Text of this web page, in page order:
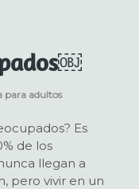
para adultos
Es
de los
llegan a
pero vivir en un